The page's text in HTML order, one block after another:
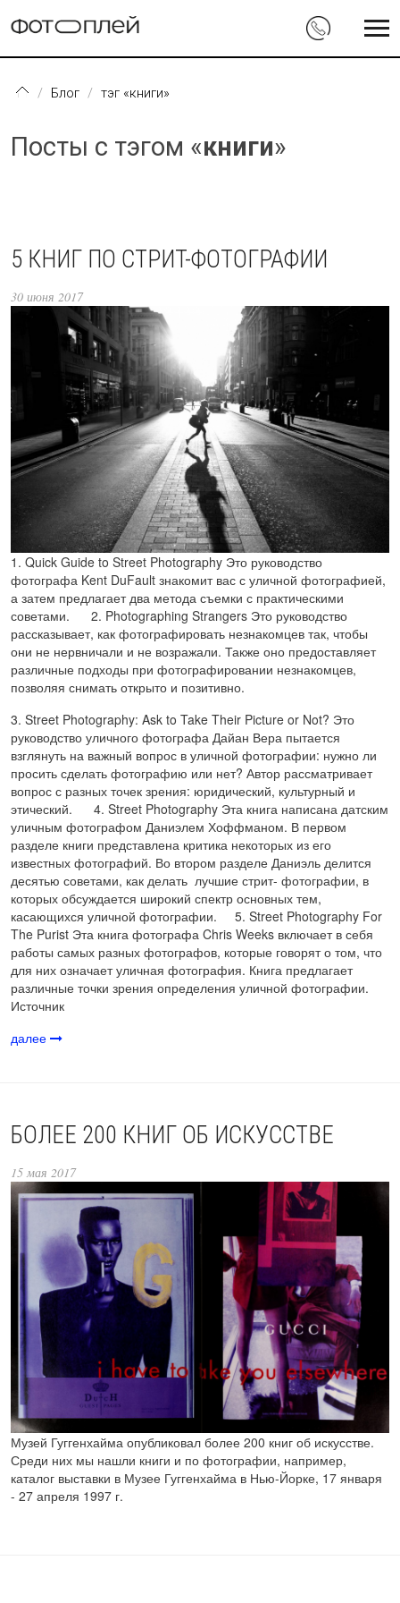
Блог тэг «книги»
Посты с тэгом «книги»
5 КНИГ ПО СТРИТ-ФОТОГРАФИИ
30 июня 2017
1. Quick Guide to Street Photography Это руководство
фотографа Kent DuFault знакомит вас с уличной фотографией,
а затем предлагает два метода съемки с практическими
советами. 2. Photographing Strangers Это руководство
рассказывает, как фотографировать незнакомцев так, чтобы
они не нервничали и не возражали. Также оно предоставляет
различные подходы при фотографировании незнакомцев,
позволяя снимать открыто и позитивно.
3. Street Photography: Ask to Take Their Picture or Not? Это
руководство уличного фотографа Дайан Вера пытается
взглянуть на важный вопрос в уличной фотографии: нужно ли
просить сделать фотографию или нет? Автор рассматривает
вопрос с разных точек зрения: юридический, культурный и
этический. 4. Street Photography Эта книга написана датским
уличным фотографом Даниэлем Хоффманом. В первом
разделе книги представлена критика некоторых из его
известных фотографий. Во втором разделе Даниэль делится
десятью советами, как делать лучшие стрит- фотографии, в
которых обсуждается широкий спектр основных тем,
касающихся уличной фотографии. 5. Street Photography For
The Purist Эта книга фотографа Chris Weeks включает в себя
работы самых разных фотографов, которые говорят о том, что
для них означает уличная фотография. Книга предлагает
различные точки зрения определения уличной фотографии.
Источник
далее
БОЛЕЕ 200 КНИГ ОБ ИСКУССТВЕ
15 мая 2017
Музей Гуггенхайма опубликовал более 200 книг об искусстве.
Среди них мы нашли книги и по фотографии, например,
каталог выставки в Музее Гуггенхайма в Нью-Йорке, 17 января
- 27 апреля 1997 г.